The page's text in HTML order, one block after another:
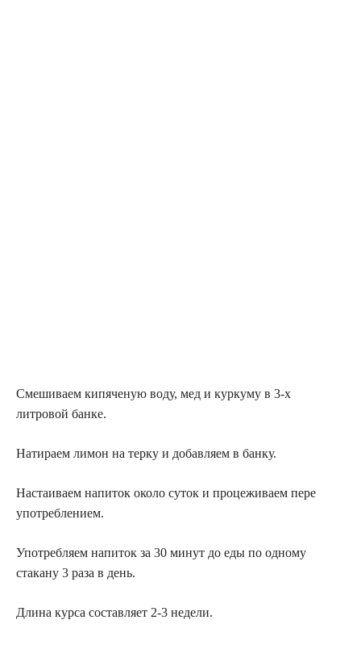
Смешиваем кипяченую воду, мед и куркуму в 3-х
литровой банке.
Натираем лимон на терку и добавляем в банку.
Настаиваем напиток около суток и процеживаем пере
употреблением.
Употребляем напиток за 30 минут до еды по одному
стакану 3 раза в день.
Длина курса составляет 2-3 недели.